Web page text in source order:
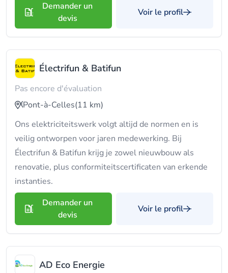
Demander un
devis
Voir le profil
Électrifun & Batifun
Pas encore d'évaluation
Pont-à-Celles(11 km)
Ons elektriciteitswerk volgt altijd de normen en is
veilig ontworpen voor jaren medewerking. Bij
Électrifun & Batifun krijg je zowel nieuwbouw als
renovatie, plus conformiteitscertificaten van erkende
instanties.
Demander un
devis
Voir le profil
AD Eco Energie